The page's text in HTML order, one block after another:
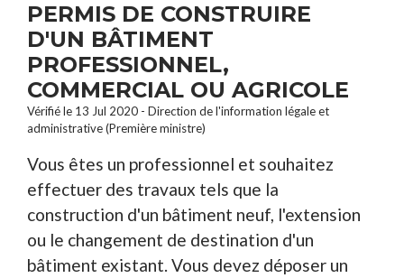
PERMIS DE CONSTRUIRE
D'UN BÂTIMENT
PROFESSIONNEL,
COMMERCIAL OU AGRICOLE
Vérifié le 13 Jul 2020 - Direction de l'information légale et
administrative (Première ministre)
Vous êtes un professionnel et souhaitez
effectuer des travaux tels que la
construction d'un bâtiment neuf, l'extension
ou le changement de destination d'un
bâtiment existant. Vous devez déposer un